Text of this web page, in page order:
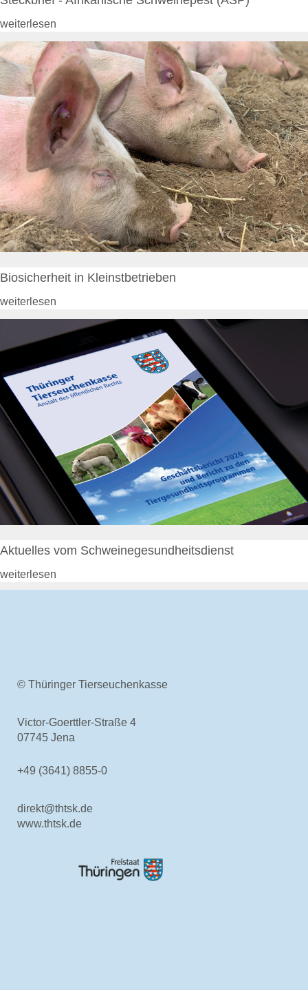
Veranstaltungen
Anträge und Downloads
Entschädigung & Beihilfen
Entschädigung
Entschädigung - Allgemein
Entschädigung -
Voraussetzung
Entschädigung - Tierarten
Entschädigung - Verfahren
Entschädigung - Höhe
Entschädigung - Antrag
gelistete Tierseuchen
Beihilfen
Beihilfe - Verfahren
Online-Service
Login
Benutzerhinweise
Geschäftsbericht
Veranstaltungen
Anträge und Downloads
Tiergesundheit
Rindergesundheit
Allgemeines
Ansprechpartner
Aktuelles & Fachbeiträge
Tiergesundheitsprogramme
Allgemeines
Projekte
weiterlesen
Biosicherheit in Kleinstbetrieben
weiterlesen
Aktuelles vom Schweinegesundheitsdienst
weiterlesen
© Thüringer Tierseuchenkasse
Victor-Goerttler-Straße 4
07745 Jena
+49 (3641) 8855-0
direkt@thtsk.de
www.thtsk.de